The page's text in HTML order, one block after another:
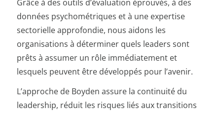
Grâce à des outils d’évaluation éprouvés, à des
données psychométriques et à une expertise
sectorielle approfondie, nous aidons les
organisations à déterminer quels leaders sont
prêts à assumer un rôle immédiatement et
lesquels peuvent être développés pour l’avenir.
L’approche de Boyden assure la continuité du
leadership, réduit les risques liés aux transitions